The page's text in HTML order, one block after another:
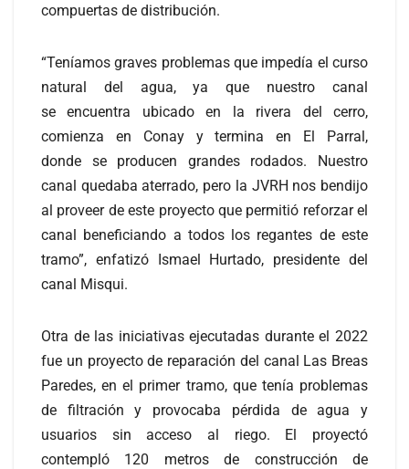
compuertas de distribución.
“Teníamos graves problemas que impedía el curso
natural del agua, ya que nuestro canal
se encuentra ubicado en la rivera del cerro,
comienza en Conay y termina en El Parral,
donde se producen grandes rodados. Nuestro
canal quedaba aterrado, pero la JVRH nos bendijo
al proveer de este proyecto que permitió reforzar el
canal beneficiando a todos los regantes de este
tramo”, enfatizó Ismael Hurtado, presidente del
canal Misqui.
Otra de las iniciativas ejecutadas durante el 2022
fue un proyecto de reparación del canal Las Breas
Paredes, en el primer tramo, que tenía problemas
de filtración y provocaba pérdida de agua y
usuarios sin acceso al riego. El proyectó
contempló 120 metros de construcción de